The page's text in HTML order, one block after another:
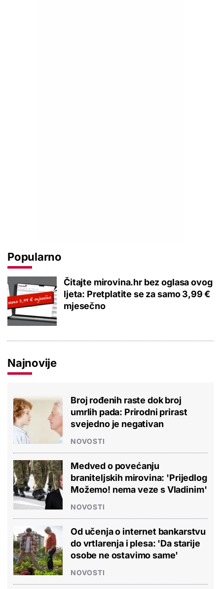
Popularno
Čitajte mirovina.hr bez oglasa ovog
ljeta: Pretplatite se za samo 3,99 €
mjesečno
Najnovije
Broj rođenih raste dok broj
umrlih pada: Prirodni prirast
svejedno je negativan
NOVOSTI
Medved o povećanju
braniteljskih mirovina: 'Prijedlog
Možemo! nema veze s Vladinim'
NOVOSTI
Od učenja o internet bankarstvu
do vrtlarenja i plesa: 'Da starije
osobe ne ostavimo same'
NOVOSTI